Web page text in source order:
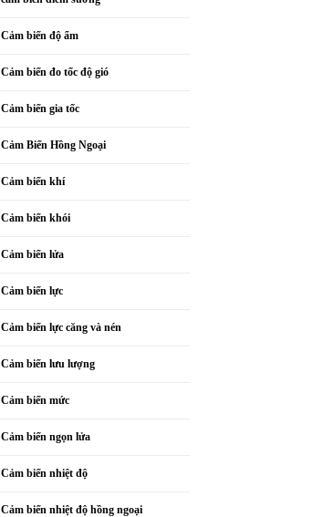
Cảm biến độ ẩm
Cảm biến đo tốc độ gió
Cảm biến gia tốc
Cảm Biến Hồng Ngoại
Cảm biến khí
Cảm biến khói
Cảm biến lửa
Cảm biến lực
Cảm biến lực căng và nén
Cảm biến lưu lượng
Cảm biến mức
Cảm biến ngọn lửa
Cảm biến nhiệt độ
Cảm biến nhiệt độ hồng ngoại